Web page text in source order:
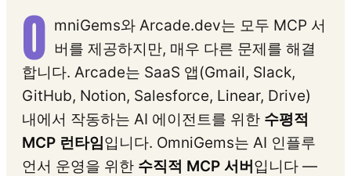
O mniGems와 Arcade.dev는 모두 MCP 서
버를 제공하지만, 매우 다른 문제를 해결
합니다. Arcade는 SaaS 앱(Gmail, Slack,
GitHub, Notion, Salesforce, Linear, Drive)
내에서 작동하는 AI 에이전트를 위한 수평적
MCP 런타임입니다. OmniGems는 AI 인플루
언서 운영을 위한 수직적 MCP 서버 입니다 —